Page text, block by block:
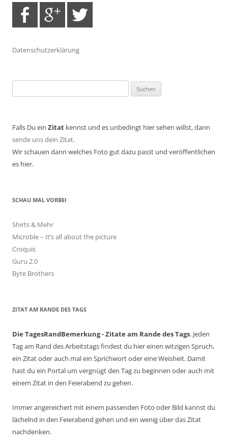
Datenschutzerklärung
nach:
Falls Du ein Zitat kennst und es unbedingt hier sehen willst, dann
sende uns dein Zitat.
Wir schauen dann welches Foto gut dazu passt und veröffentlichen
es hier.
SCHAU MAL VORBEI
Shirts & Mehr
Microble – It’s all about the picture
Croquis
Guru 2.0
Byte Brothers
ZITAT AM RANDE DES TAGS
Die TagesRandBemerkung - Zitate am Rande des Tags. Jeden
Tag am Rand des Arbeitstags findest du hier einen witzigen Spruch,
ein Zitat oder auch mal ein Sprichwort oder eine Weisheit. Damit
hast du ein Portal um vergnügt den Tag zu beginnen oder auch mit
einem Zitat in den Feierabend zu gehen.
Immer angereichert mit einem passenden Foto oder Bild kannst du
lächelnd in den Feierabend gehen und ein wenig über das Zitat
nachdenken.